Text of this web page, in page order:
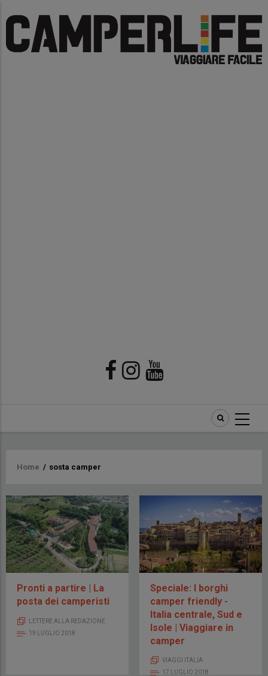
Briciole
pane
Home / sosta camper
Pronti a partire | La
posta dei camperisti
LETTERE ALLA REDAZIONE
19 LUGLIO 2018
Speciale: I borghi
camper friendly -
Italia centrale, Sud e
Isole | Viaggiare in
camper
VIAGGI ITALIA
17 LUGLIO 2018